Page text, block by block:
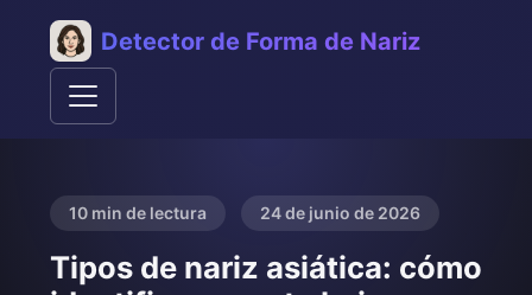
Detector de Forma de Nariz
10 min de lectura 24 de junio de 2026
Tipos de nariz asiática: cómo